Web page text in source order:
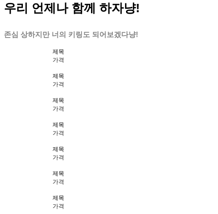
우리 언제나 함께 하자냥!
존심 상하지만 너의 키링도 되어보겠다냥!
제목
가격
제목
가격
제목
가격
제목
가격
제목
가격
제목
가격
제목
가격